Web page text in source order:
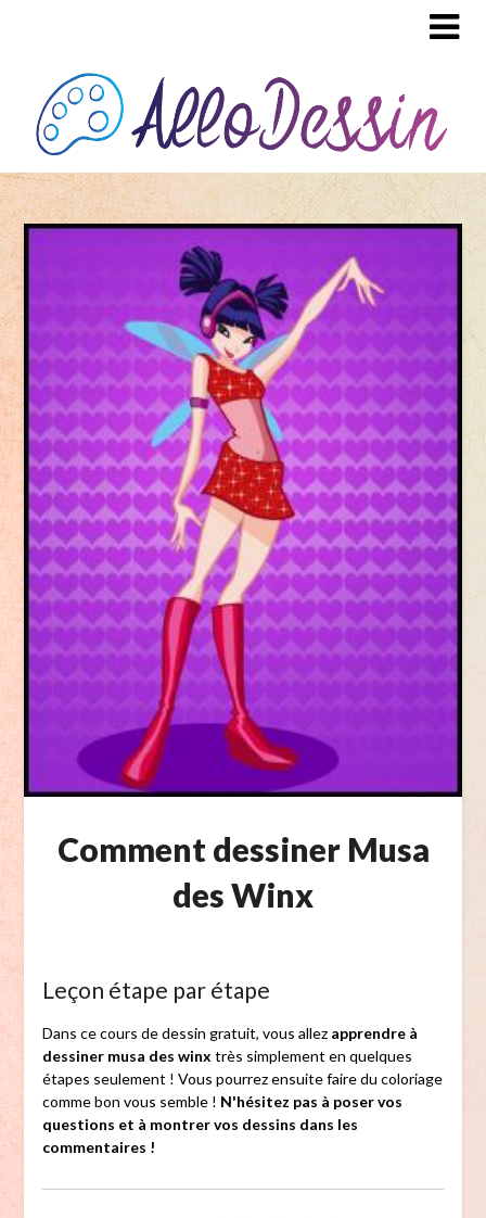
Comment dessiner Musa
des Winx
Leçon étape par étape
Dans ce cours de dessin gratuit, vous allez apprendre à
dessiner musa des winx très simplement en quelques
étapes seulement ! Vous pourrez ensuite faire du coloriage
comme bon vous semble ! N'hésitez pas à poser vos
questions et à montrer vos dessins dans les
commentaires !